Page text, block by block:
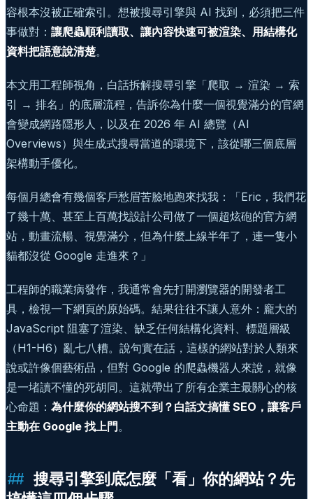
容根本沒被正確索引。想被搜尋引擎與 AI 找到，必須把三件
事做對： 讓爬蟲順利讀取、讓內容快速可被渲染、用結構化
資料把語意說清楚。
本文用工程師視角，白話拆解搜尋引擎「爬取 → 渲染 → 索
引 → 排名」的底層流程，告訴你為什麼一個視覺滿分的官網
會變成網路隱形人，以及在 2026 年 AI 總覽（AI
Overviews）與生成式搜尋當道的環境下，該從哪三個底層
架構動手優化。
每個月總會有幾個客戶愁眉苦臉地跑來找我：「Eric，我們花
了幾十萬、甚至上百萬找設計公司做了一個超炫砲的官方網
站，動畫流暢、視覺滿分，但為什麼上線半年了，連一隻小
貓都沒從 Google 走進來？」
工程師的職業病發作，我通常會先打開瀏覽器的開發者工
具，檢視一下網頁的原始碼。結果往往不讓人意外：龐大的
JavaScript 阻塞了渲染、缺乏任何結構化資料、標題層級
（H1-H6）亂七八糟。說句實在話，這樣的網站對於人類來
說或許像個藝術品，但對 Google 的爬蟲機器人來說，就像
是一堵讀不懂的死胡同。這就帶出了所有企業主最關心的核
心命題： 為什麼你的網站搜不到？白話文搞懂 SEO，讓客戶
主動在 Google 找上門。
搜尋引擎到底怎麼「看」你的網站？先